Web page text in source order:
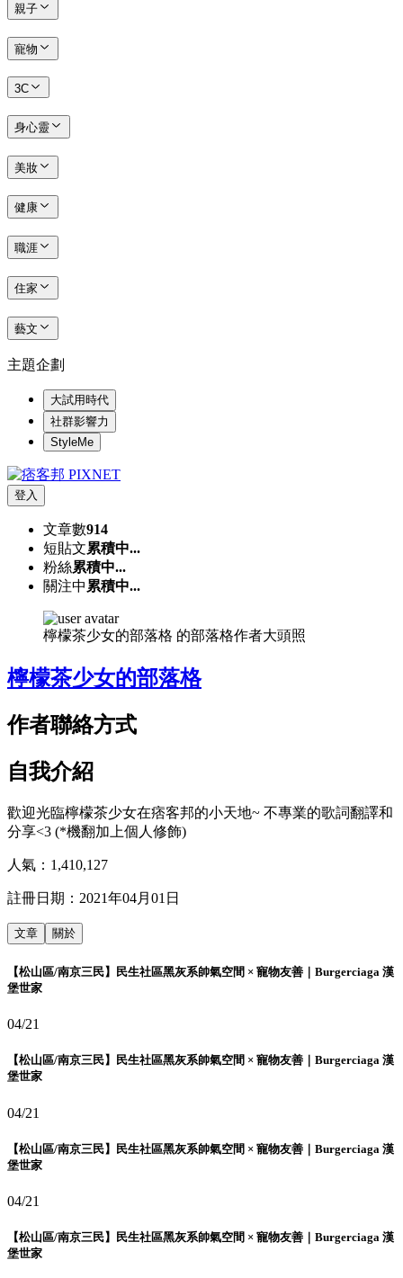
親子
寵物
3C
身心靈
美妝
健康
職涯
住家
藝文
主題企劃
大試用時代
社群影響力
StyleMe
登入
文章數914
短貼文累積中...
粉絲累積中...
關注中 累積中...
檸檬茶少女的部落格 的部落格作者大頭照
檸檬茶少女的部落格
作者聯絡方式
自我介紹
歡迎光臨檸檬茶少女在痞客邦的小天地~ 不專業的歌詞翻譯和
分享<3 (*機翻加上個人修飾)
人氣： 1,410,127
註冊日期： 2021年04月01日
文章 關於
【松山區/南京三民】民生社區黑灰系帥氣空間 × 寵物友善｜Burgerciaga 漢
堡世家
04/21
【松山區/南京三民】民生社區黑灰系帥氣空間 × 寵物友善｜Burgerciaga 漢
堡世家
04/21
【松山區/南京三民】民生社區黑灰系帥氣空間 × 寵物友善｜Burgerciaga 漢
堡世家
04/21
【松山區/南京三民】民生社區黑灰系帥氣空間 × 寵物友善｜Burgerciaga 漢
堡世家